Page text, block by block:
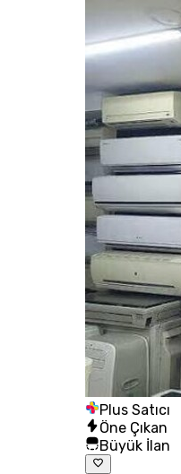
Plus Satıcı
Öne Çıkan
Büyük İlan